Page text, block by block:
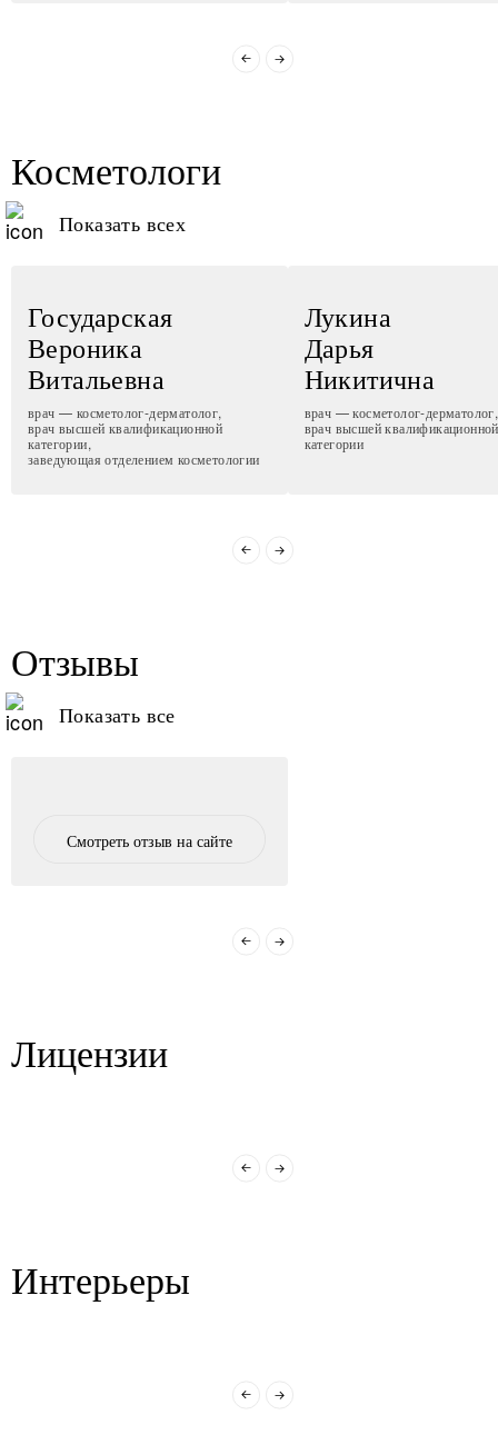
Косметологи
Показать всех
Государская
Вероника
Витальевна
врач — косметолог-дерматолог,
врач высшей квалификационной
категории,
заведующая отделением косметологии
Лукина
Дарья
Никитична
врач — косметолог-дерматолог,
врач высшей квалификационной
категории
Отзывы
Показать все
Смотреть отзыв на сайте
Лицензии
Интерьеры